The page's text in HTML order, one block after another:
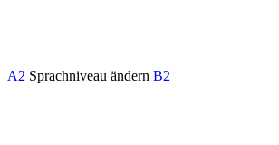
A2 Sprachniveau ändern B2